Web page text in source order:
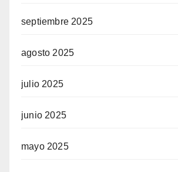
septiembre 2025
agosto 2025
julio 2025
junio 2025
mayo 2025